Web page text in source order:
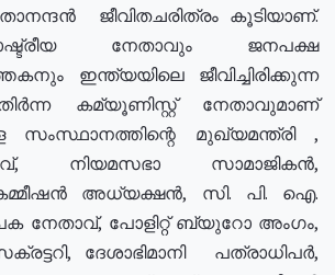
ജീവിതചരിത്രം കൂടിയാണ്.
നേതാവും ജനപക്ഷ
ഇന്ത്യയിലെ ജീവിച്ചിരിക്കുന്ന
കമ്യൂണിസ്റ്റ് നേതാവുമാണ്
സംസ്ഥാനത്തിന്റെ മുഖ്യമന്ത്രി ,
നിയമസഭാ സാമാജികൻ,
കമ്മീഷൻ അധ്യക്ഷൻ, സി. പി. ഐ.
നേതാവ്, പോളിറ്റ് ബ്യുറോ അംഗം,
ദേശാഭിമാനി പത്രാധിപർ,